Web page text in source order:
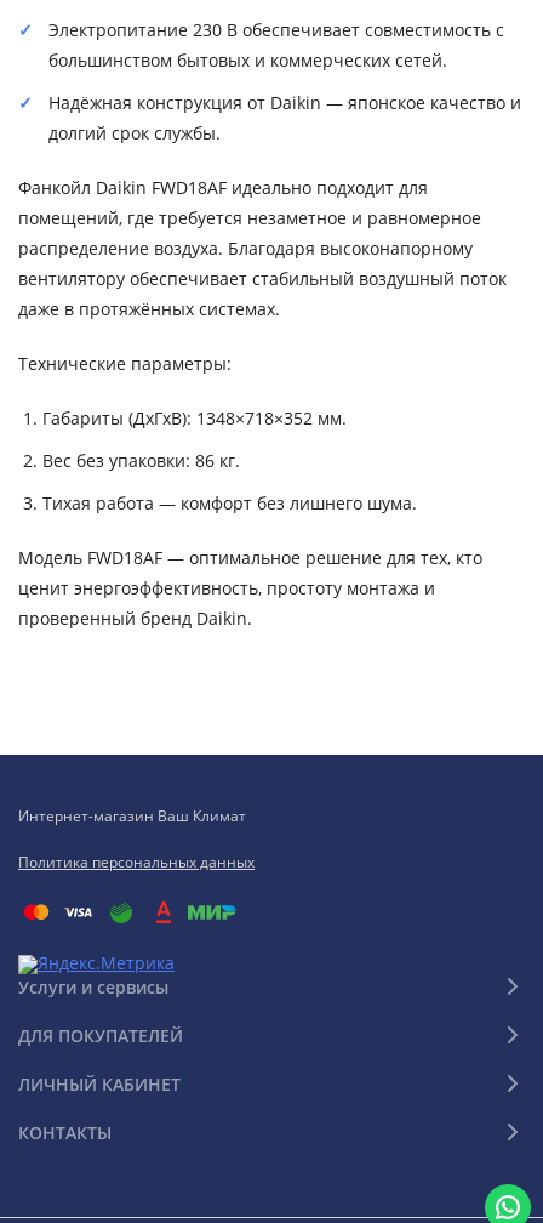
Электропитание 230 В обеспечивает совместимость с
большинством бытовых и коммерческих сетей.
Надёжная конструкция от Daikin — японское качество и
долгий срок службы.
Фанкойл Daikin FWD18AF идеально подходит для
помещений, где требуется незаметное и равномерное
распределение воздуха. Благодаря высоконапорному
вентилятору обеспечивает стабильный воздушный поток
даже в протяжённых системах.
Технические параметры:
Габариты (ДхГхВ): 1348×718×352 мм.
Вес без упаковки: 86 кг.
Тихая работа — комфорт без лишнего шума.
Модель FWD18AF — оптимальное решение для тех, кто
ценит энергоэффективность, простоту монтажа и
проверенный бренд Daikin.
Интернет-магазин Ваш Климат
Политика персональных данных
Услуги и сервисы
ДЛЯ ПОКУПАТЕЛЕЙ
ЛИЧНЫЙ КАБИНЕТ
КОНТАКТЫ